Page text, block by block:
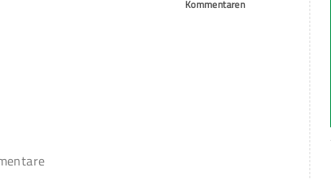
Kommentaren